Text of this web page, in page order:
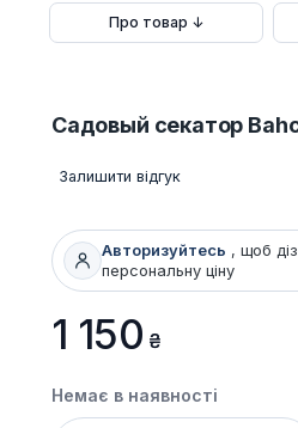
Про товар ↓
Садовый секатор
Залишити відгук
Авторизуйтесь , щоб
персональну ціну
1 150
Немає в наявності